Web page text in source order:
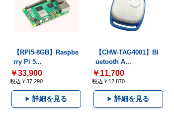
【RPI5-8GB】Raspbe
rry Pi 5...
￥33,900
税込￥37,290
詳細を見る
【CHW-TAG4001】Bl
uetooth A...
￥11,700
税込￥12,870
詳細を見る